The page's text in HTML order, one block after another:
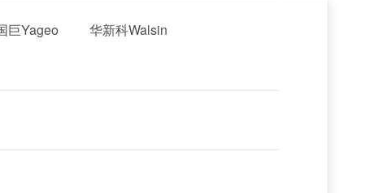
巨Yageo
华新科Walsin